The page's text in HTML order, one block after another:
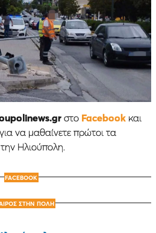
στο Facebookκαι
να μαθαίνετε πρώτοι τα
Ηλιούπολη.
FACEBOOK
ΣΤΗΝ ΠΟΛΗ